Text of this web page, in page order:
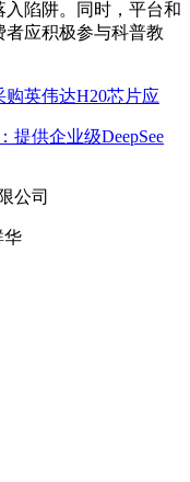
陷阱。同时，平台和
应积极参与科普教
英伟达H20芯片应
提供企业级DeepSee
华